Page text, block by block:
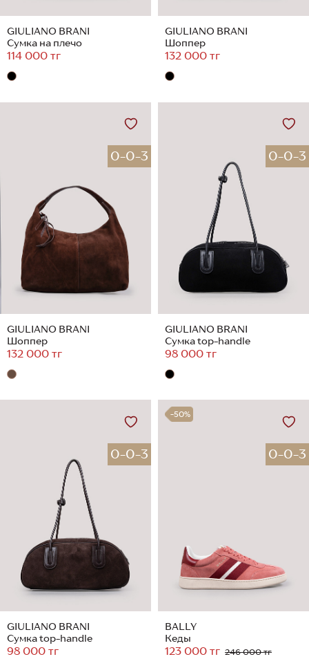
GIULIANO BRANI
Сумка на плечо
114 000 тг
GIULIANO BRANI
Шоппер
132 000 тг
0-0-3
GIULIANO BRANI
Шоппер
132 000 тг
0-0-3
GIULIANO BRANI
Сумка top-handle
98 000 тг
0-0-3
GIULIANO BRANI
Сумка top-handle
98 000 тг
-50%
0-0-3
BALLY
Кеды
123 000 тг 246 000 тг